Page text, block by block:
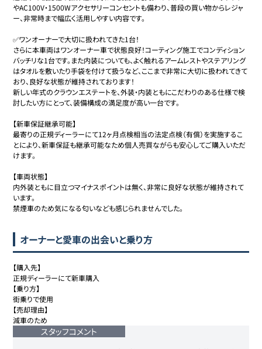
やAC100V・1500Wアクセサリーコンセントも備わり、普段の買い物からレジャ
ー、非常時まで幅広く活用しやすい内容です。
✅ワンオーナーで大切に扱われてきた1台！
さらに本車両はワンオーナー車で状態良好！コーティング施工でコンディション
バッチリな1台です。また内装についても、よく触れるアームレストやステアリング
はタオルを敷いたり手袋を付けて扱うなど、ここまで非常に大切に扱われてきて
おり、良好な状態が維持されております！
新しい年式のクラウンエステートを、外装・内装ともにこだわりのある仕様で検
討したい方にとって、装備構成の満足度が高い一台です。
【新車保証継承可能】
最寄りの正規ディーラーにて12ヶ月点検相当の法定点検（有償）を実施するこ
とにより、新車保証も継承可能なため個人売買ながらも安心してご購入いただ
けます。
【車両状態】
内外装ともに目立つマイナスポイントは無く、非常に良好な状態が維持されて
います。
禁煙車のため気になる匂いなども感じられませんでした。
オーナーと愛車の出会いと乗り方
【購入先】
正規ディーラーにて新車購入
【乗り方】
街乗りで使用
【売却理由】
減車のため
スタッフコメント